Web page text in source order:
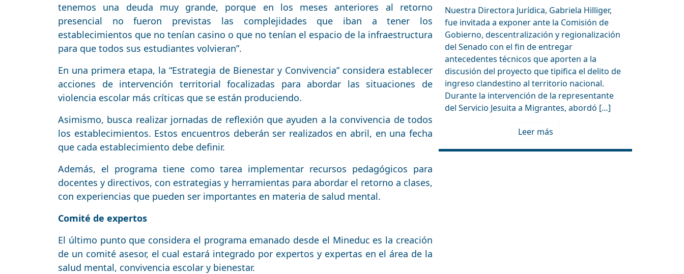
tenemos una deuda muy grande, porque en los meses anteriores al retorno
presencial no fueron previstas las complejidades que iban a tener los
establecimientos que no tenían casino o que no tenían el espacio de la infraestructura
para que todos sus estudiantes volvieran”.
En una primera etapa, la “Estrategia de Bienestar y Convivencia” considera establecer
acciones de intervención territorial focalizadas para abordar las situaciones de
violencia escolar más críticas que se están produciendo.
Asimismo, busca realizar jornadas de reflexión que ayuden a la convivencia de todos
los establecimientos. Estos encuentros deberán ser realizados en abril, en una fecha
que cada establecimiento debe definir.
Además, el programa tiene como tarea implementar recursos pedagógicos para
docentes y directivos, con estrategias y herramientas para abordar el retorno a clases,
con experiencias que pueden ser importantes en materia de salud mental.
Comité de expertos
El último punto que considera el programa emanado desde el Mineduc es la creación
de un comité asesor, el cual estará integrado por expertos y expertas en el área de la
salud mental, convivencia escolar y bienestar.
Nuestra Directora Jurídica, Gabriela Hilliger,
fue invitada a exponer ante la Comisión de
Gobierno, descentralización y regionalización
del Senado con el fin de entregar
antecedentes técnicos que aporten a la
discusión del proyecto que tipifica el delito de
ingreso clandestino al territorio nacional.
Durante la intervención de la representante
del Servicio Jesuita a Migrantes, abordó […]
Leer más